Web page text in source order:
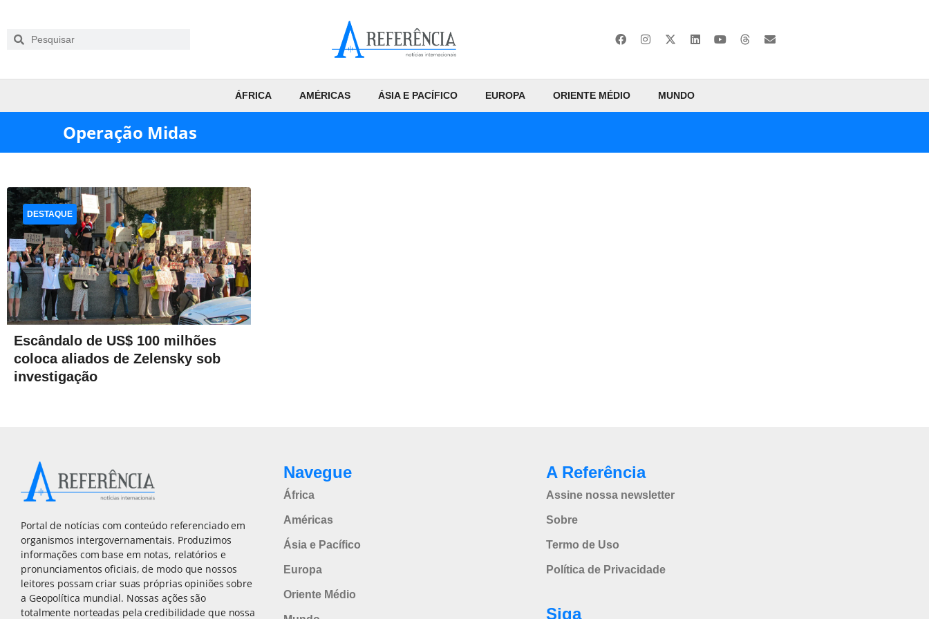
ÁFRICA AMÉRICAS ÁSIA E PACÍFICO EUROPA ORIENTE MÉDIO MUNDO
Operação Midas
Escândalo de US$ 100 milhões
coloca aliados de Zelensky sob
investigação
DESTAQUE
Portal de notícias com conteúdo referenciado em
organismos intergovernamentais. Produzimos
informações com base em notas, relatórios e
pronunciamentos oficiais, de modo que nossos
leitores possam criar suas próprias opiniões sobre
a Geopolítica mundial. Nossas ações são
totalmente norteadas pela credibilidade que nossa
Navegue
África
Américas
Ásia e Pacífico
Europa
Oriente Médio
A Referência
Assine nossa newsletter
Sobre
Termo de Uso
Política de Privacidade
Siga